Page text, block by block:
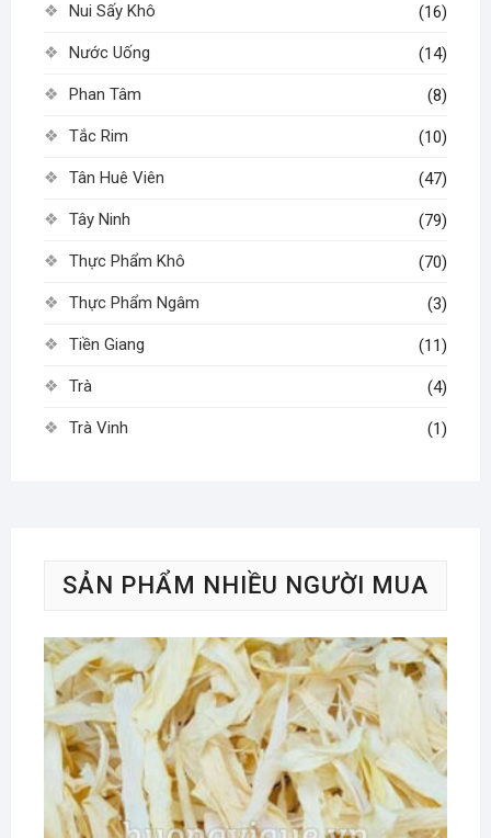
Nui Sấy Khô (16)
Nước Uống (14)
Phan Tâm (8)
Tắc Rim (10)
Tân Huê Viên (47)
Tây Ninh (79)
Thực Phẩm Khô (70)
Thực Phẩm Ngâm (3)
Tiền Giang (11)
Trà (4)
Trà Vinh (1)
SẢN PHẨM NHIỀU NGƯỜI MUA